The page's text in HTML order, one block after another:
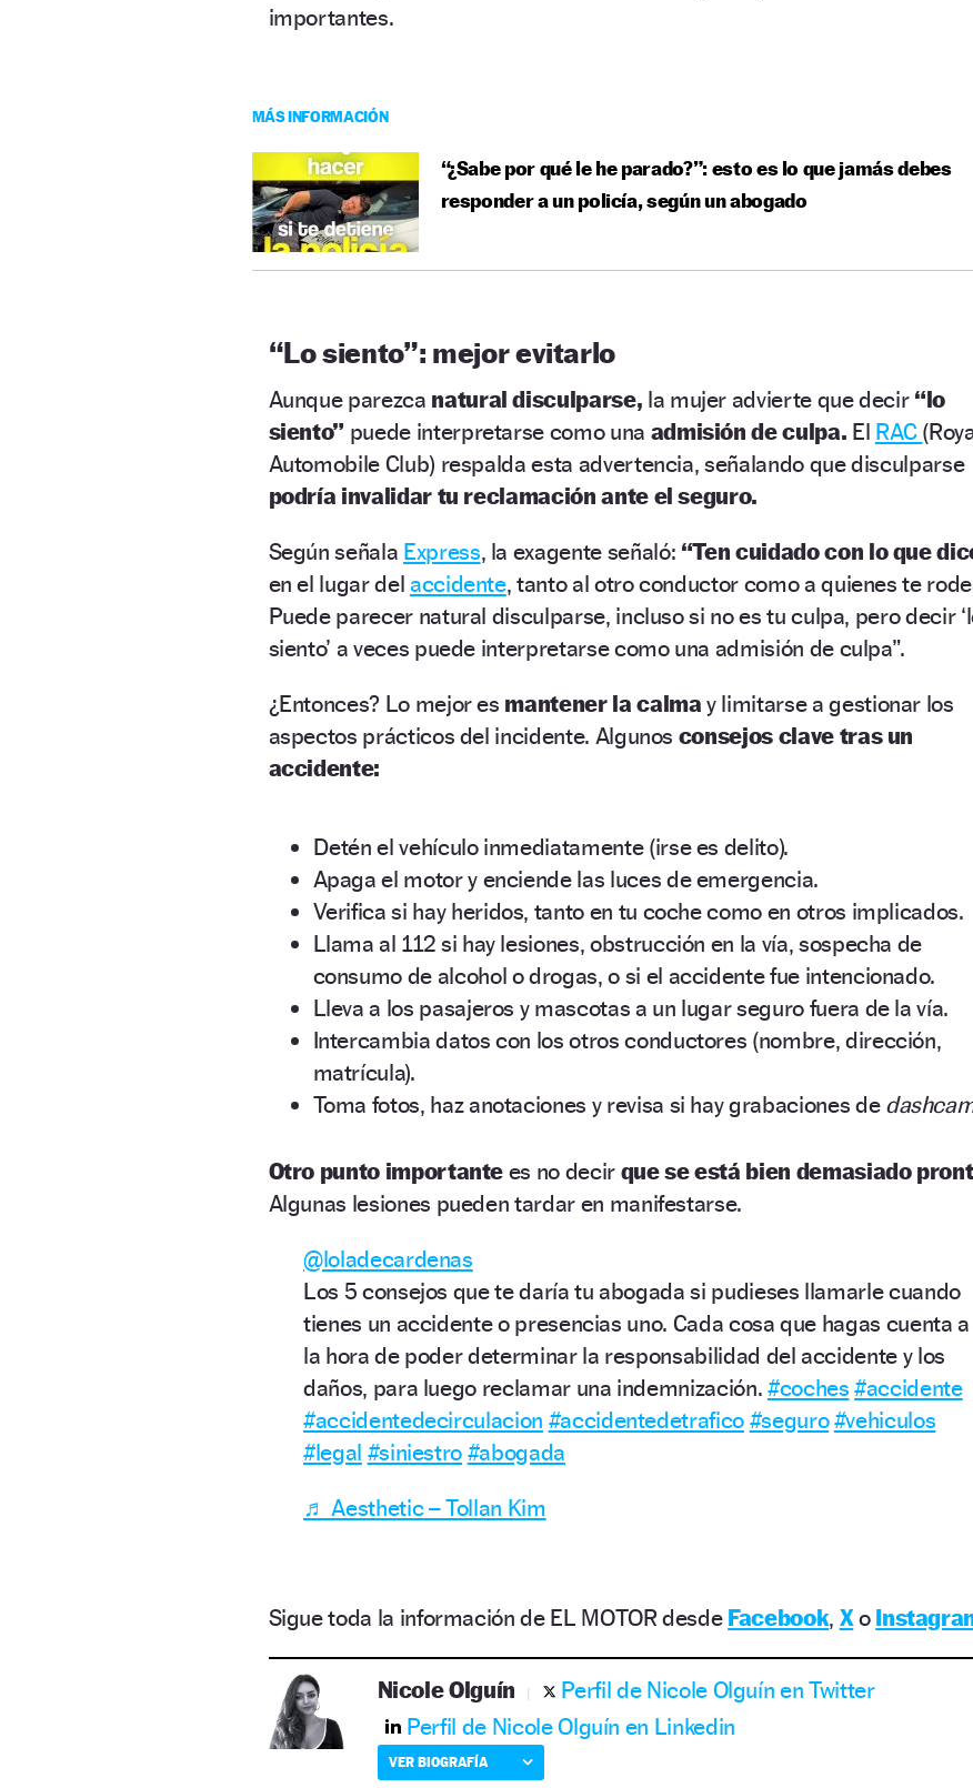
importantes.
MÁS INFORMACIÓN
“¿Sabe por qué le he parado?”: esto es lo que jamás debes
responder a un policía, según un abogado
“Lo siento”: mejor evitarlo
Aunque parezca natural disculparse, la mujer advierte que decir“lo
siento” puede interpretarse como una admisión de culpa. El RAC
Automobile Club) respalda esta advertencia, señalando que disculparse
podría invalidar tu reclamación ante el seguro.
Según señala Express, la exagente señaló: “Ten cuidado con lo que
en el lugar del accidente, tanto al otro conductor como a quienes te
Puede parecer natural disculparse, incluso si no es tu culpa, pero decir
siento’ a veces puede interpretarse como una admisión de culpa”.
¿Entonces? Lo mejor es mantener la calma y limitarse a gestionar los
aspectos prácticos del incidente. Algunos consejos clave tras un
accidente:
Detén el vehículo inmediatamente (irse es delito).
Apaga el motor y enciende las luces de emergencia.
Verifica si hay heridos, tanto en tu coche como en otros implicados.
Llama al 112 si hay lesiones, obstrucción en la vía, sospecha de
consumo de alcohol o drogas, o si el accidente fue intencionado.
Lleva a los pasajeros y mascotas a un lugar seguro fuera de la vía.
Intercambia datos con los otros conductores (nombre, dirección,
matrícula).
Toma fotos, haz anotaciones y revisa si hay grabaciones de
Otro punto importante es no decir que se está bien demasiado
Algunas lesiones pueden tardar en manifestarse.
@loladecardenas
Los 5 consejos que te daría tu abogada si pudieses llamarle cuando
tienes un accidente o presencias uno. Cada cosa que hagas cuenta a
la hora de poder determinar la responsabilidad del accidente y los
daños, para luego reclamar una indemnización. #coches #accidente
#accidentedecirculacion #accidentedetrafico #seguro#vehiculos
#legal #siniestro #abogada
♬ Aesthetic – Tollan Kim
Sigue toda la información de EL MOTOR desde Facebook, Xo
Nicole Olguín
Perfil de Nicole Olguín en Twitter
Perfil de Nicole Olguín en Linkedin
VER BIOGRAFÍA